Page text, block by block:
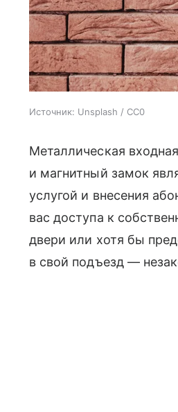
Источник: Unsplash / CC0
Металлическая
и магнитный замок
услугой и внесения
вас доступа к
двери или хотя бы
в свой подъезд —